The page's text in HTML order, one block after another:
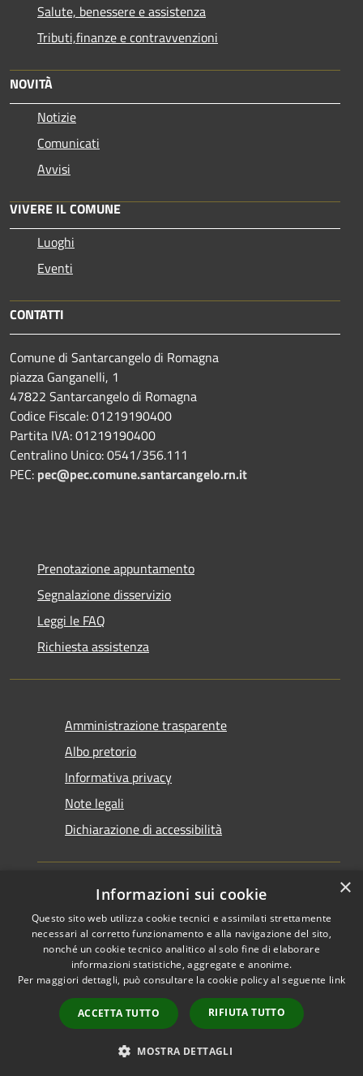
Salute, benessere e assistenza
Tributi,finanze e contravvenzioni
NOVITÀ
Notizie
Comunicati
Avvisi
VIVERE IL COMUNE
Luoghi
Eventi
CONTATTI
Comune di Santarcangelo di Romagna
piazza Ganganelli, 1
47822 Santarcangelo di Romagna
Codice Fiscale: 01219190400
Partita IVA: 01219190400
Centralino Unico: 0541/356.111
PEC: pec@pec.comune.santarcangelo.rn.it
Prenotazione appuntamento
Segnalazione disservizio
Leggi le FAQ
Richiesta assistenza
Amministrazione trasparente
Albo pretorio
Informativa privacy
Note legali
Dichiarazione di accessibilità
RSS
Accessibilità
Cookie
Mappa del sito
Piano di miglioramento
Copyright © 2026 • Comune di
Santarcangelo di Romagna •
Powered byMunicipium
Accesso redazione
×
Informazioni sui cookie
Questo sito web utilizza cookie tecnici e assimilati strettamente
necessari al corretto funzionamento e alla navigazione del sito,
nonché un cookie tecnico analitico al solo fine di elaborare
informazioni statistiche, aggregate e anonime.
Per maggiori dettagli, può consultare la cookie policy al seguente link
ACCETTA TUTTO RIFIUTA TUTTO
MOSTRA DETTAGLI